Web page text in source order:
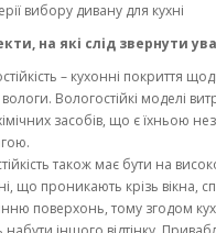
вибору дивану для кухні
на які слід звернути
– кухонні покриття
Вологостійкі моделі
засобів, що є їхньою
також має бути на
що проникають крізь вікна,
поверхонь, тому згодом